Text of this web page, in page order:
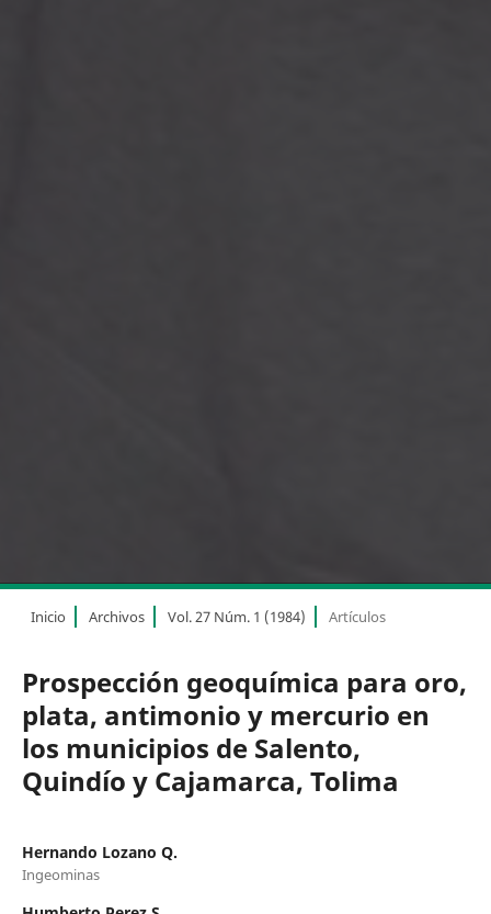
Inicio Archivos Vol. 27 Núm. 1 (1984) Artículos
Prospección geoquímica para oro,
plata, antimonio y mercurio en
los municipios de Salento,
Quindío y Cajamarca, Tolima
Hernando Lozano Q.
Ingeominas